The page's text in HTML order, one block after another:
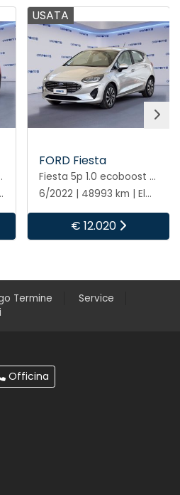
125cv
| Manuale
USATA
FORD Fiesta
Fiesta 5p 1.0 ecoboost h titanium 125cv
6/2022 | 48993 km | Elettrica/benzina | Manuale
€ 12.020
Termine
Service
Officina